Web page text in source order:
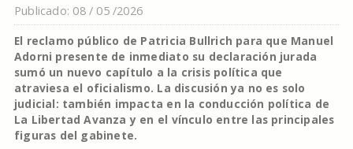
Publicado: 08 / 05 /2026
El reclamo público de Patricia Bullrich para que Manuel
Adorni presente de inmediato su declaración jurada
sumó un nuevo capítulo a la crisis política que
atraviesa el oficialismo. La discusión ya no es solo
judicial: también impacta en la conducción política de
La Libertad Avanza y en el vínculo entre las principales
figuras del gabinete.